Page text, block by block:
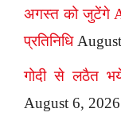
अगस्त को जुटेंगे
प्रतिनिधि
गोदी से लठैत
August 6, 2026